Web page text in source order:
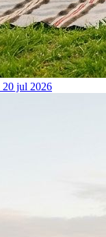
20 jul 2026